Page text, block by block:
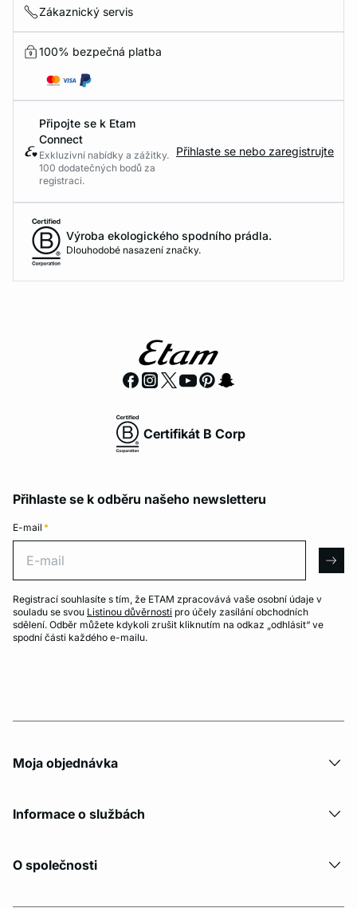
Zákaznický servis
100% bezpečná platba
Připojte se k Etam
Connect
Exkluzivní nabídky a zážitky.
100 dodatečných bodů za
registraci.
Přihlaste se nebo zaregistrujte
Výroba ekologického spodního prádla.
Dlouhodobé nasazení značky.
Certifikát B Corp
Přihlaste se k odběru našeho newsletteru
E-mail *
Registrací souhlasíte s tím, že ETAM zpracovává vaše osobní údaje v
souladu se svou Listinou důvěrnosti pro účely zasílání obchodních
sdělení. Odběr můžete kdykoli zrušit kliknutím na odkaz „odhlásit“ ve
spodní části každého e-mailu.
Moja objednávka
Informace o službách
O společnosti